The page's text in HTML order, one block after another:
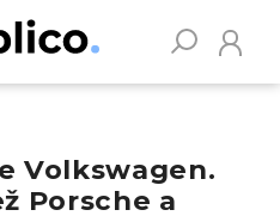
Volkswagen.
Porsche a